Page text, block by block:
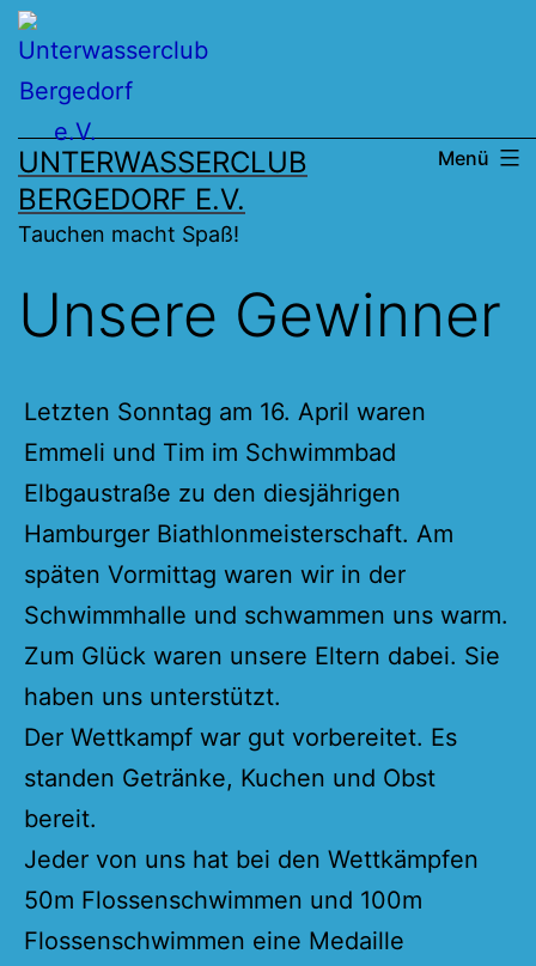
Zum
Inhalt
springen
UNTERWASSERCLUB
BERGEDORF E.V.
Tauchen macht Spaß!
Menü
Unsere Gewinner
Letzten Sonntag am 16. April waren
Emmeli und Tim im Schwimmbad
Elbgaustraße zu den diesjährigen
Hamburger Biathlonmeisterschaft. Am
späten Vormittag waren wir in der
Schwimmhalle und schwammen uns warm.
Zum Glück waren unsere Eltern dabei. Sie
haben uns unterstützt.
Der Wettkampf war gut vorbereitet. Es
standen Getränke, Kuchen und Obst
bereit.
Jeder von uns hat bei den Wettkämpfen
50m Flossenschwimmen und 100m
Flossenschwimmen eine Medaille